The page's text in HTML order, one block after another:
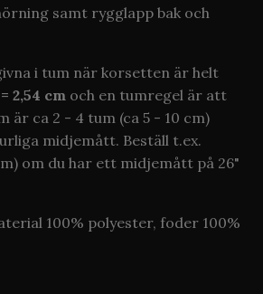
samt rygglapp bak och
i tum när korsetten är helt
2,54 cm och en tumregel är att
är ca 2 - 4 tum (ca 5 - 10 cm)
midjemått. Beställ t.ex.
om du har ett midjemått på 26"
100% polyester, foder 100%